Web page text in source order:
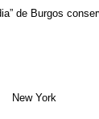
de Burgos
New York